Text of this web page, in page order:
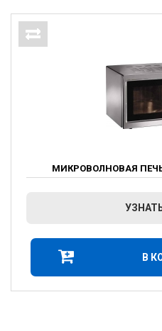
МИКРОВОЛНОВАЯ ПЕЧЬ
В